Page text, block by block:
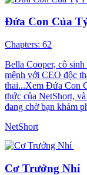
Đứa Con Của
Chapters: 62
Bella Cooper, cô
mệnh với CEO độc
thai...Xem Đứa Con
thức của NetShort,
đang chờ bạn khám
NetShort
Cơ Trưởng Nhí